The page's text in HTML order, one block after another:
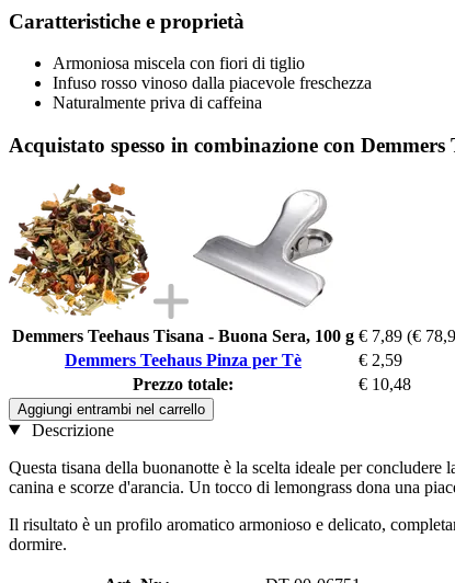
Caratteristiche e proprietà
Armoniosa miscela con fiori di tiglio
Infuso rosso vinoso dalla piacevole freschezza
Naturalmente priva di caffeina
Acquistato spesso in combinazione con Demmers
Demmers Teehaus Tisana - Buona Sera, 100 g € 7,89 (€
Demmers Teehaus Pinza per Tè
€ 2,59
Prezzo totale:
€ 10,48
Aggiungi entrambi nel carrello
Descrizione
Questa tisana della buonanotte è la scelta ideale per
canina e scorze d'arancia. Un tocco di lemongrass dona una
Il risultato è un profilo aromatico armonioso e delicato,
dormire.